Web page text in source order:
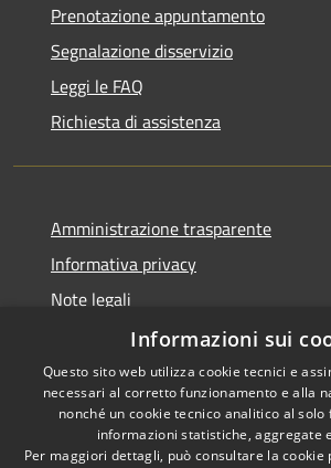
Prenotazione appuntamento
Segnalazione disservizio
Leggi le FAQ
Richiesta di assistenza
Amministrazione trasparente
Informativa privacy
Note legali
Dichiarazione di accessibilità
RSS
Informazioni sui
Questo sito web utilizza cookie tecnici e
necessari al corretto funzionamento e alla
nonché un cookie tecnico analitico al
informazioni statistiche, aggregate
Per maggiori dettagli, può consultare la cookie